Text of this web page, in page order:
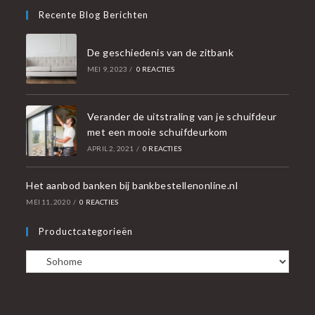
Recente Blog Berichten
De geschiedenis van de zitbank
MEI 9, 2023 / 0 REACTIES
Verander de uitstraling van je schuifdeur
met een mooie schuifdeurkom
APRIL 2, 2021 / 0 REACTIES
Het aanbod banken bij bankbestellenonline.nl
MEI 11, 2020 / 0 REACTIES
Productcategorieën